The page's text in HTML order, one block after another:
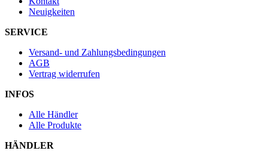
Neuigkeiten
SERVICE
Versand- und Zahlungsbedingungen
AGB
Vertrag widerrufen
INFOS
Alle Händler
Alle Produkte
HÄNDLER